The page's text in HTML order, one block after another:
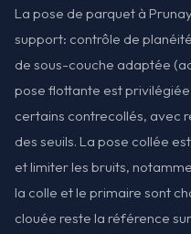
La pose de parquet à
support: contrôle de
de sous-couche adaptée
pose flottante est
certains contrecollés, avec
des seuils. La pose collée
et limiter les bruits,
la colle et le primaire sont
clouée reste la référence